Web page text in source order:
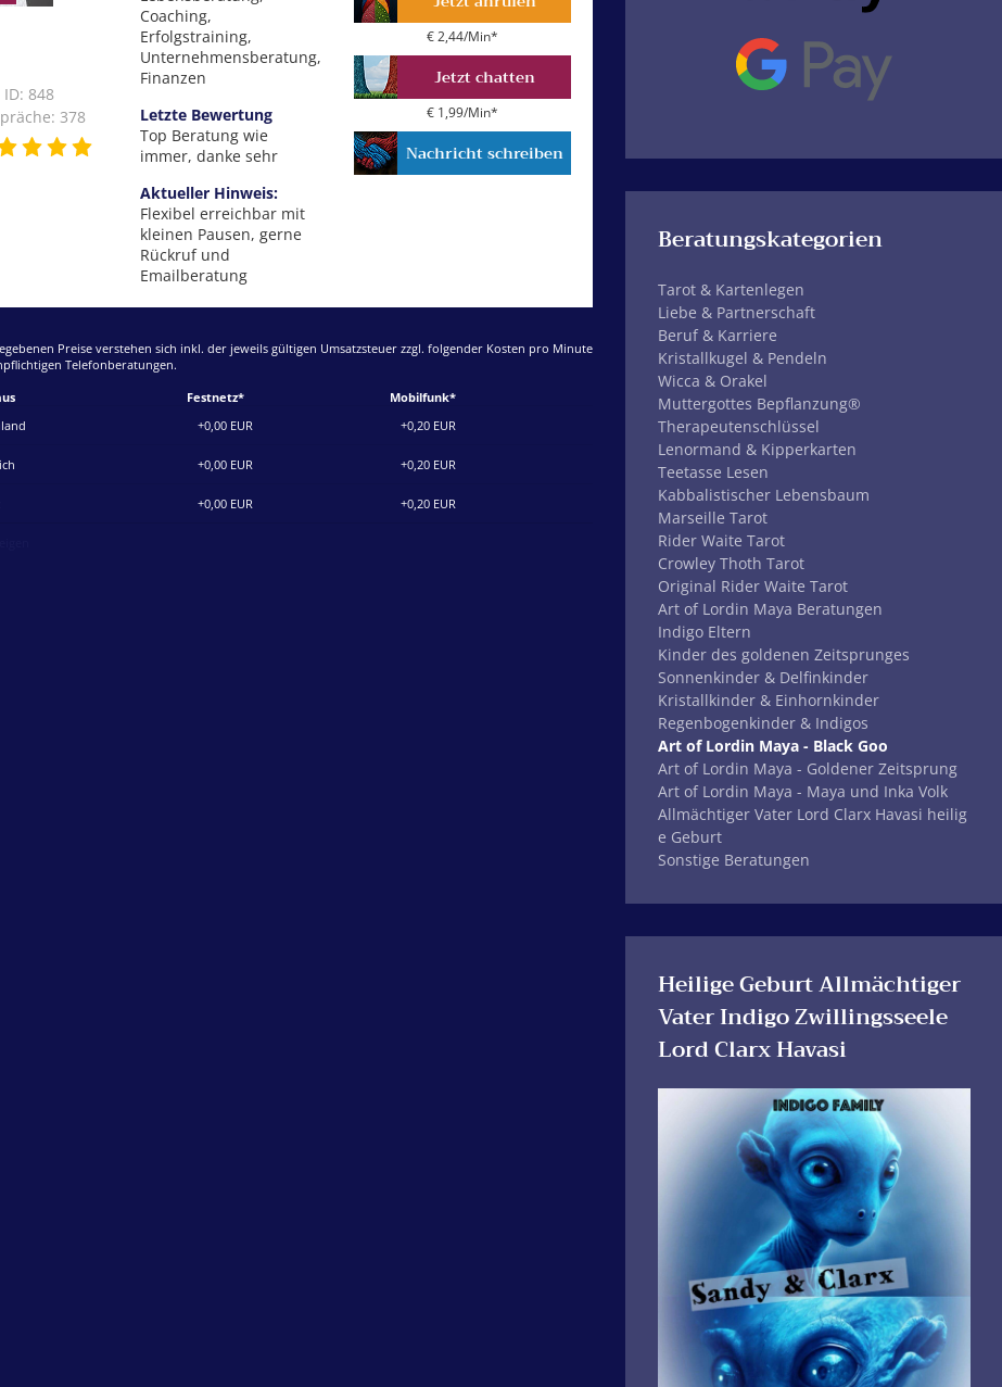
und Papa der
ID: 848
378
Coaching,
Erfolgstraining,
Unternehmensberatung,
Finanzen
Letzte Bewertung
Top Beratung wie
immer, danke sehr
€ 2,44/Min*
Jetzt chatten
€ 1,99/Min*
Nachricht schreiben
Aktueller Hinweis:
Flexibel erreichbar mit
kleinen Pausen, gerne
Rückruf und
Emailberatung
Preise verstehen sich inkl. der jeweils gültigen Umsatzsteuer zzgl. folgender Kosten pro Minute
Telefonberatungen.
Festnetz*
Mobilfunk*
+0,00 EUR +0,20 EUR
+0,00 EUR +0,20 EUR
+0,00 EUR +0,20 EUR
Beratungskategorien
Tarot & Kartenlegen
Liebe & Partnerschaft
Beruf & Karriere
Kristallkugel & Pendeln
Wicca & Orakel
Muttergottes Bepflanzung®
Therapeutenschlüssel
Lenormand & Kipperkarten
Teetasse Lesen
Kabbalistischer Lebensbaum
Marseille Tarot
Rider Waite Tarot
Crowley Thoth Tarot
Original Rider Waite Tarot
Art of Lordin Maya Beratungen
Indigo Eltern
Kinder des goldenen Zeitsprunges
Sonnenkinder & Delfinkinder
Kristallkinder & Einhornkinder
Regenbogenkinder & Indigos
Art of Lordin Maya - Black Goo
Art of Lordin Maya - Goldener Zeitsprung
Art of Lordin Maya - Maya und Inka Volk
Allmächtiger Vater Lord Clarx Havasi heilig
e Geburt
Sonstige Beratungen
Heilige Geburt Allmächtiger
Vater Indigo Zwillingsseele
Lord Clarx Havasi